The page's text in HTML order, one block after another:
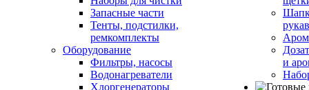
Запасные части
Тенты, подстилки,
ремкомплекты
Оборудование
Фильтры, насосы
Водонагреватели
Хлоргенераторы
и